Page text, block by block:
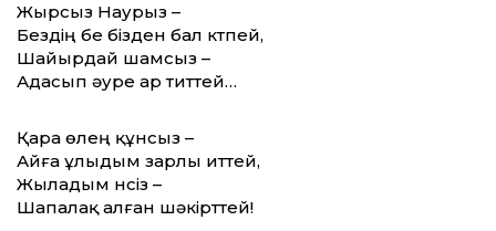
Жырсыз Наурыз –
Бездің бе бізден бал күтпей,
Шайырдай шамсыз –
Адасып әуре ар титтей…
Қара өлең құнсыз –
Айға ұлыдым зарлы иттей,
Жыладым үнсіз –
Шапалақ алған шәкірттей!